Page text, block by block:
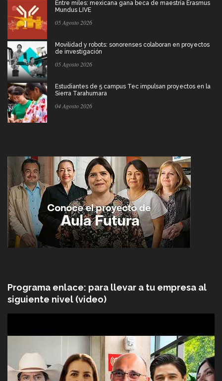
Entre miles: mexicana gana beca de maestría Erasmus
Mundus LIVE
05 Agosto 2026
Movilidad y robots: sonorenses colaboran en proyectos
de investigación
05 Agosto 2026
Estudiantes de 5 campus Tec impulsan proyectos en la
Sierra Tarahumara
04 Agosto 2026
Programa enlace: para llevar a tu empresa al
siguiente nivel (video)